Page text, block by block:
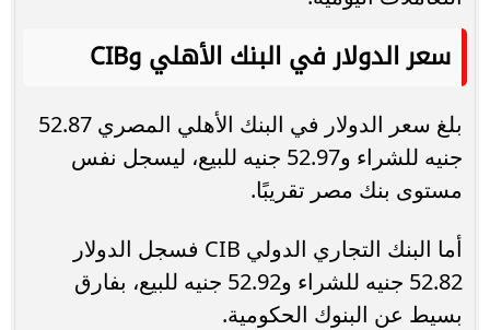
سعر الدولار في البنك الأهلي وCIB
بلغ سعر الدولار في البنك الأهلي المصري 52.87
جنيه للشراء و52.97 جنيه للبيع، ليسجل نفس
مستوى بنك مصر تقريبًا.
أما البنك التجاري الدولي CIB فسجل الدولار
52.82 جنيه للشراء و52.92 جنيه للبيع، بفارق
بسيط عن البنوك الحكومية.